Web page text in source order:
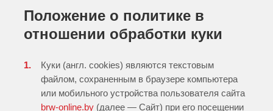
Положение о политике в
отношении обработки куки
Куки (англ. cookies) являются текстовым
файлом, сохраненным в браузере компьютера
или мобильного устройства пользователя сайта
brw-online.by (далее — Сайт) при его посещении